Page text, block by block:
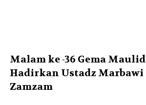
Malam ke -36 Gema Maulid
Hadirkan Ustadz Marbawi
Zamzam